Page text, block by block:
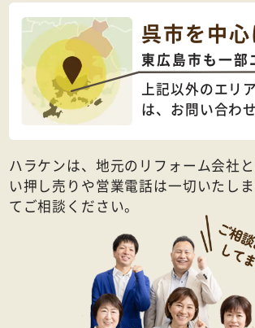
呉市を中
東広島市も一部
上記以外のエリ
は、 お問い合わ
ハラケンは、地元のリフォーム会社
い押し売りや営業電話は一切いたし
てご相談ください。